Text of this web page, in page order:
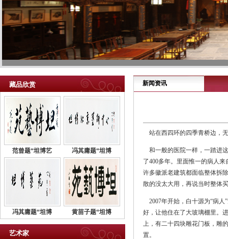
藏品欣赏
范曾题“坦博艺 冯其庸题“坦博
冯其庸题“坦博 黄苗子题“坦博
艺术家
新闻资讯
站在西四环的四季青桥边，
和一般的医院一样，一踏进
了400多年。里面惟一的病人
许多徽派老建筑都面临整体拆
散的没太大用，再说当时整体
2007年开始，白十源为“病人
好，让他住在了大玻璃棚里。
上，有二十四块雕花门板，雕
置。